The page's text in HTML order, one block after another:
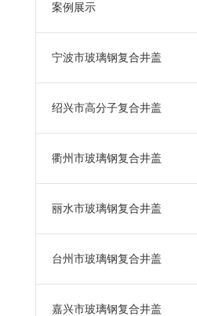
案例展示
宁波市玻璃钢复合井盖
绍兴市高分子复合井盖
衢州市玻璃钢复合井盖
丽水市玻璃钢复合井盖
台州市玻璃钢复合井盖
嘉兴市玻璃钢复合井盖